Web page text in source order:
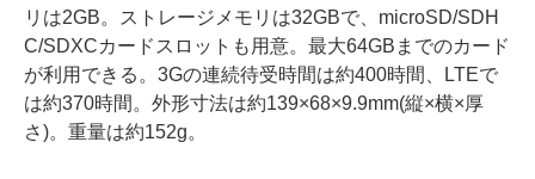
リは2GB。ストレージメモリは32GBで、microSD/SDH
C/SDXCカードスロットも用意。最大64GBまでのカード
が利用できる。3Gの連続待受時間は約400時間、LTEで
は約370時間。外形寸法は約139×68×9.9mm(縦×横×厚
さ)。重量は約152g。